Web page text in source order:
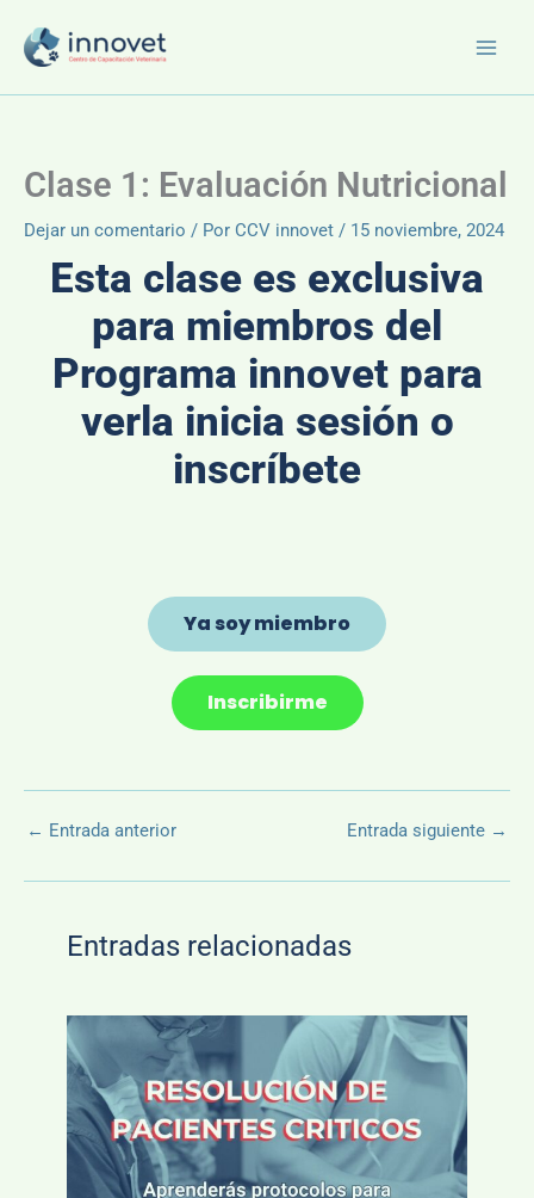
contenido
Clase 1: Evaluación Nutricional
Dejar un comentario / Por CCV innovet / 15 noviembre, 2024
Esta clase es exclusiva
para miembros del
Programa innovet para
verla inicia sesión o
inscríbete
Ya soy miembro
Inscribirme
← Entrada anterior Entrada siguiente →
Entradas relacionadas